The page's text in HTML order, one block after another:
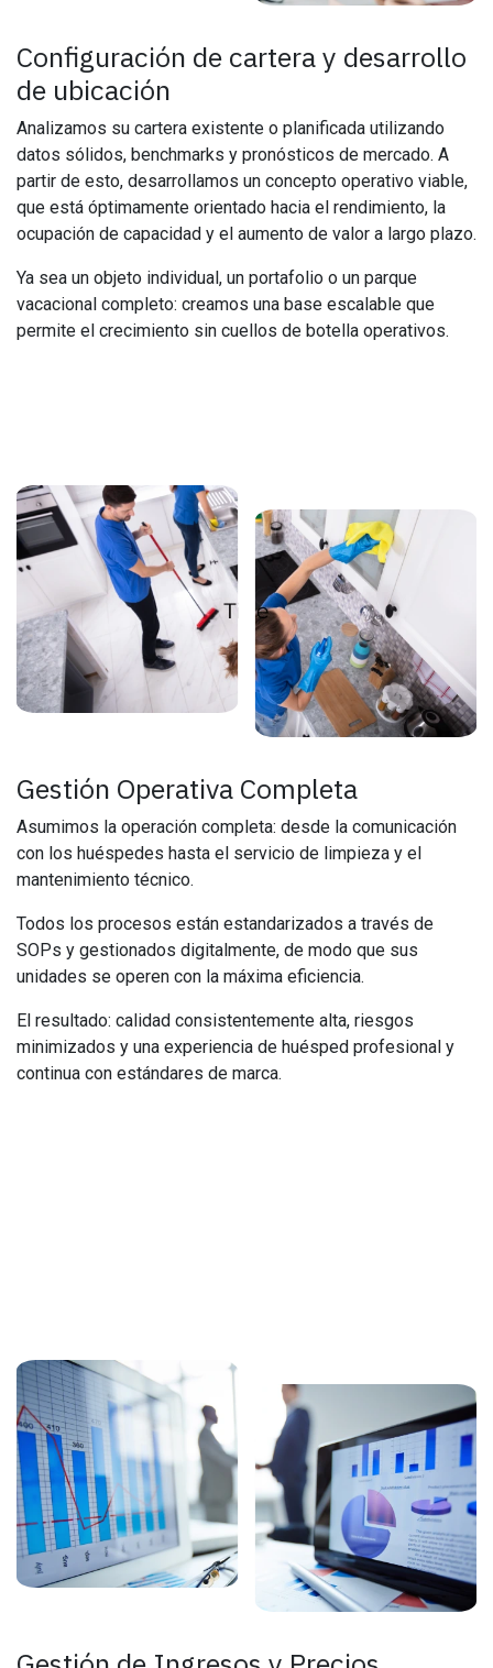
Configuración de cartera y desarrollo
de ubicación
Analizamos su cartera existente o planificada utilizando
datos sólidos, benchmarks y pronósticos de mercado. A
partir de esto, desarrollamos un concepto operativo viable,
que está óptimamente orientado hacia el rendimiento, la
ocupación de capacidad y el aumento de valor a largo plazo.
Ya sea un objeto individual, un portafolio o un parque
vacacional completo: creamos una base escalable que
permite el crecimiento sin cuellos de botella operativos.
Gestión Operativa Completa
Asumimos la operación completa: desde la comunicación
con los huéspedes hasta el servicio de limpieza y el
mantenimiento técnico.
Todos los procesos están estandarizados a través de
SOPs y gestionados digitalmente, de modo que sus
unidades se operen con la máxima eficiencia.
El resultado: calidad consistentemente alta, riesgos
minimizados y una experiencia de huésped profesional y
continua con estándares de marca.